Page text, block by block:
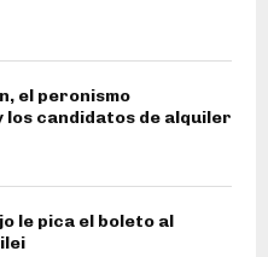
el peronismo
candidatos de alquiler
le pica el boleto al